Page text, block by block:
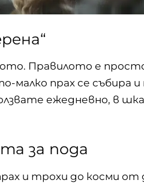
Правилото е
малко прах се събира и
ежедневно, в
за пода
и трохи до косми